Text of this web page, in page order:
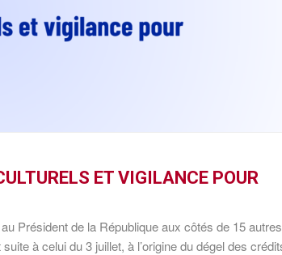
ET VIGILANCE POUR
Président de la République aux côtés de 15 autres
à celui du 3 juillet, à l’origine du dégel des